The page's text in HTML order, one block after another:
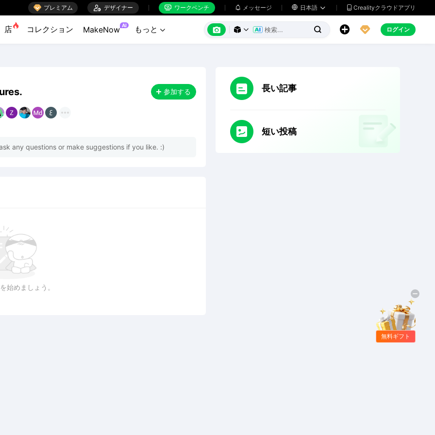
 プレミアム  デザイナー  ワークベンチ  メッセージ  日本語   Crealityクラウドアプリ
店 コレクション MakeNow AI もっと        ログイン
参加する
any questions or make suggestions if you like. :)
始めましょう。
長い記事
短い投稿
無料ギフト